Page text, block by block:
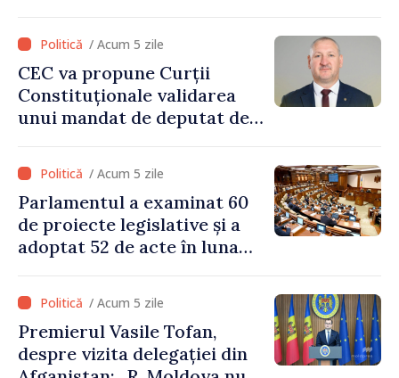
/ Acum 5 zile
CEC va propune Curții
Constituționale validarea
unui mandat de deputat de
/ Acum 5 zile
Parlamentul a examinat 60
de proiecte legislative și a
adoptat 52 de acte în luna
/ Acum 5 zile
Premierul Vasile Tofan,
despre vizita delegației din